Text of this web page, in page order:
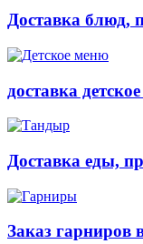
Доставка блюд,
доставка
Доставка еды,
Заказ гарниров